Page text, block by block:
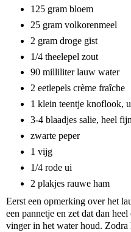
125 gram bloem
25 gram volkorenmeel
2 gram droge gist
1/4 theelepel zout
90 milliliter lauw water
2 eetlepels crème fraîche
1 klein teentje knoflook,
3-4 blaadjes salie, heel
zwarte peper
1 vijg
1/4 rode ui
2 plakjes rauwe ham
Eerst een opmerking over het
een pannetje en zet dat dan
vinger in het water houd.